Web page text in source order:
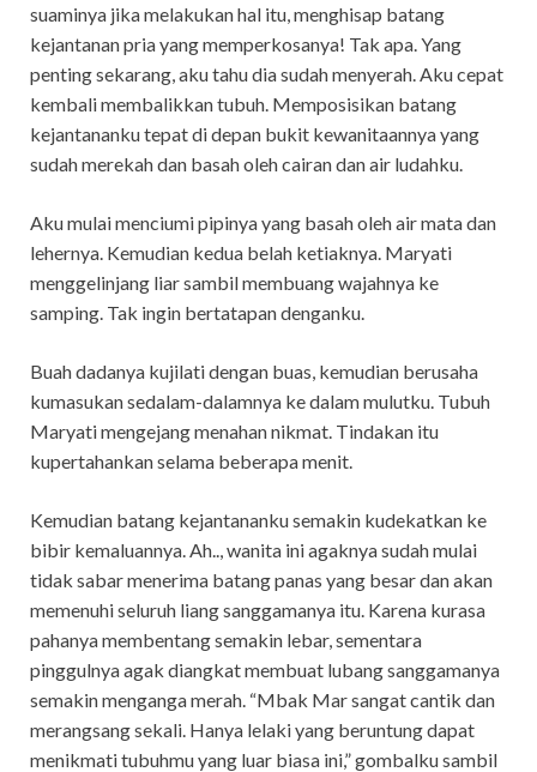
suaminya jika melakukan hal itu, menghisap batang
kejantanan pria yang memperkosanya! Tak apa. Yang
penting sekarang, aku tahu dia sudah menyerah. Aku cepat
kembali membalikkan tubuh. Memposisikan batang
kejantananku tepat di depan bukit kewanitaannya yang
sudah merekah dan basah oleh cairan dan air ludahku.
Aku mulai menciumi pipinya yang basah oleh air mata dan
lehernya. Kemudian kedua belah ketiaknya. Maryati
menggelinjang liar sambil membuang wajahnya ke
samping. Tak ingin bertatapan denganku.
Buah dadanya kujilati dengan buas, kemudian berusaha
kumasukan sedalam-dalamnya ke dalam mulutku. Tubuh
Maryati mengejang menahan nikmat. Tindakan itu
kupertahankan selama beberapa menit.
Kemudian batang kejantananku semakin kudekatkan ke
bibir kemaluannya. Ah.., wanita ini agaknya sudah mulai
tidak sabar menerima batang panas yang besar dan akan
memenuhi seluruh liang sanggamanya itu. Karena kurasa
pahanya membentang semakin lebar, sementara
pinggulnya agak diangkat membuat lubang sanggamanya
semakin menganga merah. “Mbak Mar sangat cantik dan
merangsang sekali. Hanya lelaki yang beruntung dapat
menikmati tubuhmu yang luar biasa ini,” gombalku sambil